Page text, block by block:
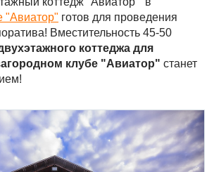
"Авиатор" готов для проведения
Вместительность 45-50
коттеджа для
клубе "Авиатор" станет